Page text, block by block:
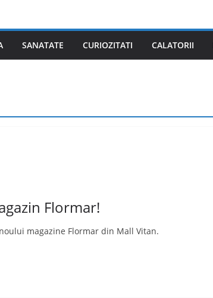
SANATATE CURIOZITATI CALATORII
Flormar!
magazine Flormar din Mall Vitan.